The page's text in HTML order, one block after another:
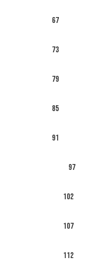
67
73
79
85
91
97
102
107
112